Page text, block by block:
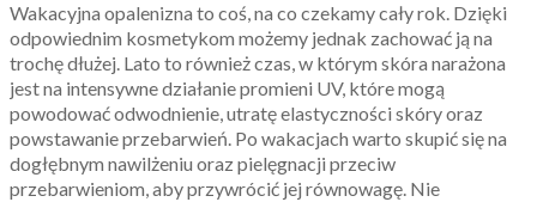
Wakacyjna opalenizna to coś, na co czekamy cały rok. Dzięki
odpowiednim kosmetykom możemy jednak zachować ją na
trochę dłużej. Lato to również czas, w którym skóra narażona
jest na intensywne działanie promieni UV, które mogą
powodować odwodnienie, utratę elastyczności skóry oraz
powstawanie przebarwień. Po wakacjach warto skupić się na
dogłębnym nawilżeniu oraz pielęgnacji przeciw
przebarwieniom, aby przywrócić jej równowagę. Nie